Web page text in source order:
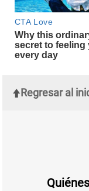
Regresar al